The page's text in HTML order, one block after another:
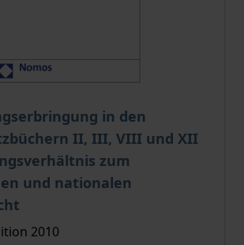
in den
II, III, VIII und XII
zum
und nationalen
on the options chosen on the
2010